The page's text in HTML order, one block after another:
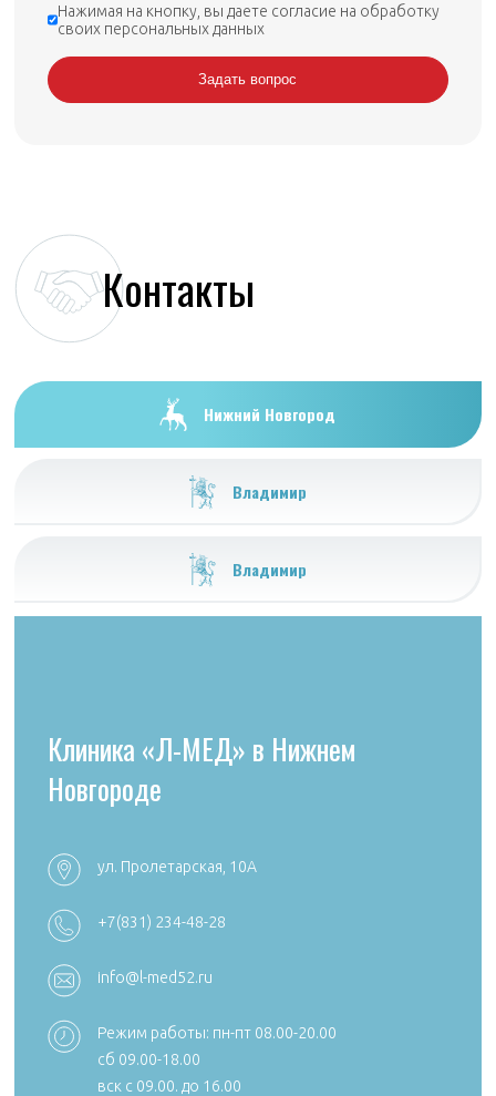
Нажимая на кнопку, вы даете согласие на обработку
своих персональных данных
Задать вопрос
Контакты
Нижний Новгород
Владимир
Владимир
+7 (4922) 38-30-00 +7 (4922) 44-24-78
reception@aibolit33.com
Клиника «Л-МЕД» в Нижнем
Новгороде
ул. Пролетарская, 10А
+7(831) 234-48-28
info@l-med52.ru
Режим работы: пн-пт 08.00-20.00
сб 09.00-18.00
вск с 09.00. до 16.00